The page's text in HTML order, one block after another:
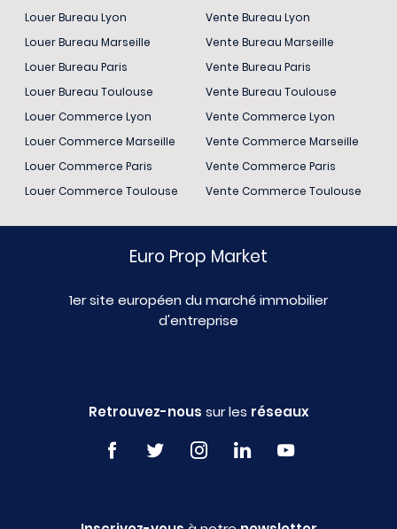
Louer Bureau Lyon
Louer Bureau Marseille
Louer Bureau Paris
Louer Bureau Toulouse
Louer Commerce Lyon
Louer Commerce Marseille
Louer Commerce Paris
Louer Commerce Toulouse
Vente Bureau Lyon
Vente Bureau Marseille
Vente Bureau Paris
Vente Bureau Toulouse
Vente Commerce Lyon
Vente Commerce Marseille
Vente Commerce Paris
Vente Commerce Toulouse
Euro Prop Market
1er site européen du marché immobilier
d'entreprise
Retrouvez-nous sur les réseaux